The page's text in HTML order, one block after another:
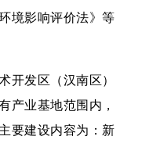
境影响评价法》等
开发区（汉南区）
产业基地范围内，
要建设内容为：新